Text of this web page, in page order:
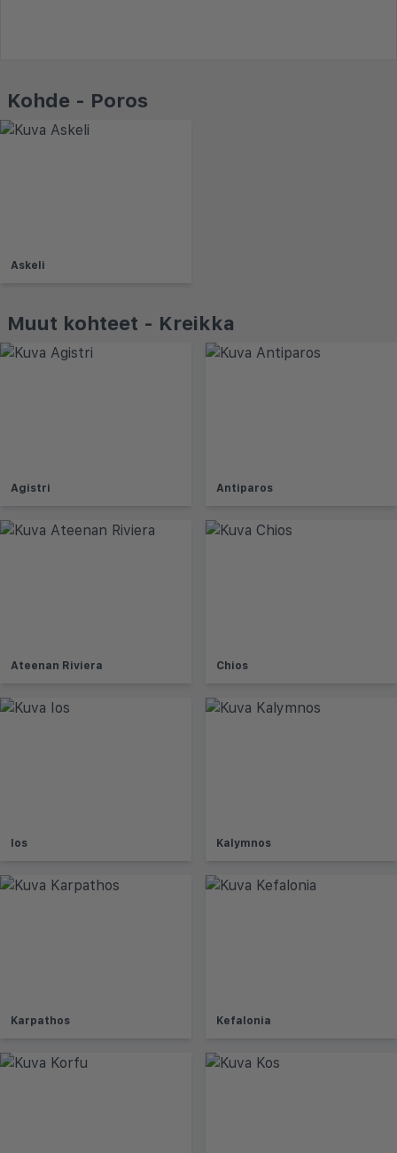
Kohde - Poros
Askeli
Muut kohteet - Kreikka
Agistri Antiparos
Ateenan Riviera Chios
Ios Kalymnos
Karpathos Kefalonia